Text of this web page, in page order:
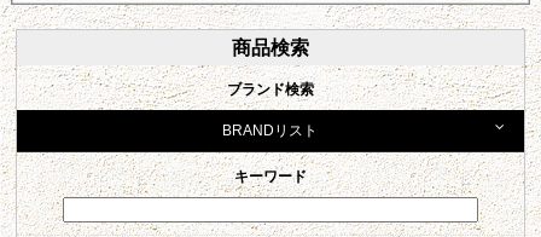
商品検索
ブランド検索
BRANDリスト
キーワード